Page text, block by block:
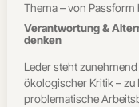
Thema – von
Verantwortung &
denken
Leder steht
ökologischer Kritik – zu
problematische